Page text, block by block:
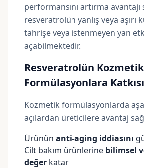
performansını artırma avantajı
resveratrolün yanlış veya aşırı
tahrişe veya istenmeyen yan
açabilmektedir.
Resveratrolün Kozmetik
Formülasyonlara Katkısı
Kozmetik formülasyonlarda
açılardan üreticilere avantaj
Ürünün anti-aging iddiasını
Cilt bakım ürünlerine bilimsel
değer katar